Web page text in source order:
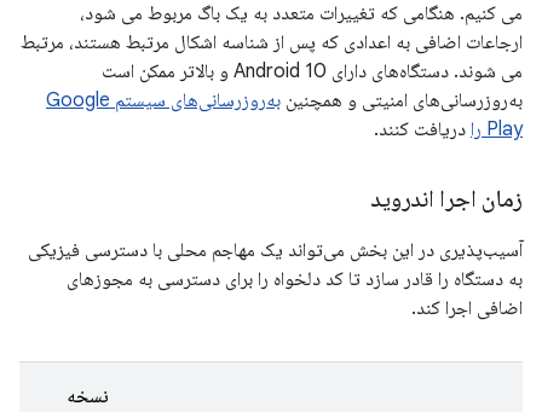
می کنیم. هنگامی که تغییرات متعدد به یک باگ مربوط می شود،
ارجاعات اضافی به اعدادی که پس از شناسه اشکال مرتبط هستند، مرتبط
می شوند. دستگاه‌های دارای Android 10 و بالاتر ممکن است
به‌روزرسانی‌های امنیتی و همچنین
به‌روزرسانی‌های سیستم Google
Play را
دریافت کنند.
زمان اجرا اندروید
آسیب‌پذیری در این بخش می‌تواند یک مهاجم محلی با دسترسی فیزیکی
به دستگاه را قادر سازد تا کد دلخواه را برای دسترسی به مجوزهای
اضافی اجرا کند.
نسخه